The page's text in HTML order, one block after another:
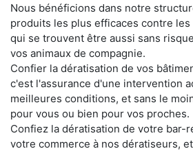
Nous bénéficions dans notre
produits les plus efficaces contre les
qui se trouvent être aussi sans
vos animaux de compagnie.
Confier la dératisation de vos
c'est l'assurance d'une intervention
meilleures conditions, et sans le
pour vous ou bien pour vos proches.
Confiez la dératisation de votre bar-
votre commerce à nos dératiseurs,